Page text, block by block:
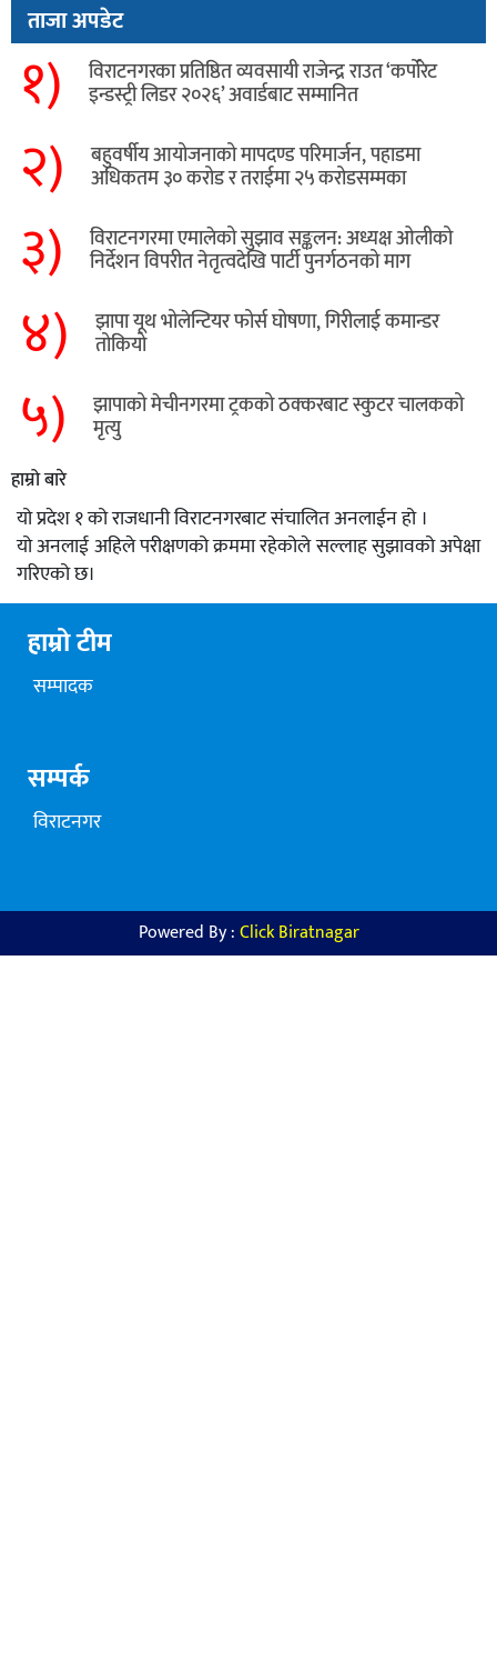
ताजा अपडेट
१) विराटनगरका प्रतिष्ठित व्यवसायी राजेन्द्र राउत ‘कर्पोरेट
इन्डस्ट्री लिडर २०२६’ अवार्डबाट सम्मानित
२) बहुवर्षीय आयोजनाको मापदण्ड परिमार्जन, पहाडमा
अधिकतम ३० करोड र तराईमा २५ करोडसम्मका
३) विराटनगरमा एमालेको सुझाव सङ्कलन: अध्यक्ष ओलीको
निर्देशन विपरीत नेतृत्वदेखि पार्टी पुनर्गठनको माग
४) झापा यूथ भोलेन्टियर फोर्स घोषणा, गिरीलाई कमान्डर
तोकियो
५) ​झापाको मेचीनगरमा ट्रकको ठक्करबाट स्कुटर चालकको
मृत्यु
हाम्रो बारे
यो प्रदेश १ को राजधानी विराटनगरबाट संचालित अनलाईन हो ।
यो अनलाई अहिले परीक्षणको क्रममा रहेकोले सल्लाह सुझावको अपेक्षा
गरिएको छ।
हाम्रो टीम
सम्पादक
सम्पर्क
विराटनगर
Powered By :Click Biratnagar